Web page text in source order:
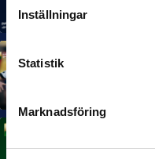
Inställningar
Statistik
Marknadsföring
Dubbla
Rösta på